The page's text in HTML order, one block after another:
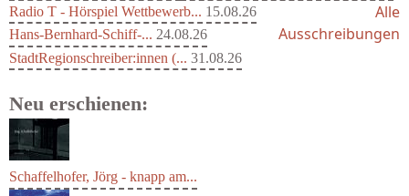
Radio T - Hörspiel Wettbewerb... 15.08.26
Hans-Bernhard-Schiff-... 24.08.26
StadtRegionschreiber:innen (... 31.08.26
Alle
Ausschreibungen
Neu erschienen: